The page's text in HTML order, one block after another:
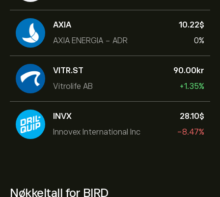
AXIA
AXIA ENERGIA - ADR
10.22‎$‎
0%
VITR.ST
Vitrolife AB
90.00‎kr‎
+1.35%
INVX
Innovex International Inc
28.10‎$‎
-8.47%
Nøkkeltall for BIRD